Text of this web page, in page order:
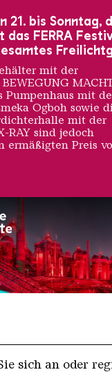
sich an oder
21. bis Sonntag,
FERRA
mit der
Pumpenhaus mit
Ogboh sowie
mit der
RAY sind jedoch
ermäßigten Preis